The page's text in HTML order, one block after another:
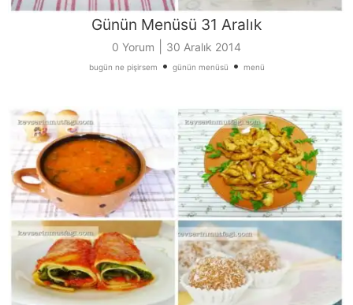
Günün Menüsü 31 Aralık
0 Yorum 30 Aralık 2014
bugün ne pişirsem • günün menüsü • menü